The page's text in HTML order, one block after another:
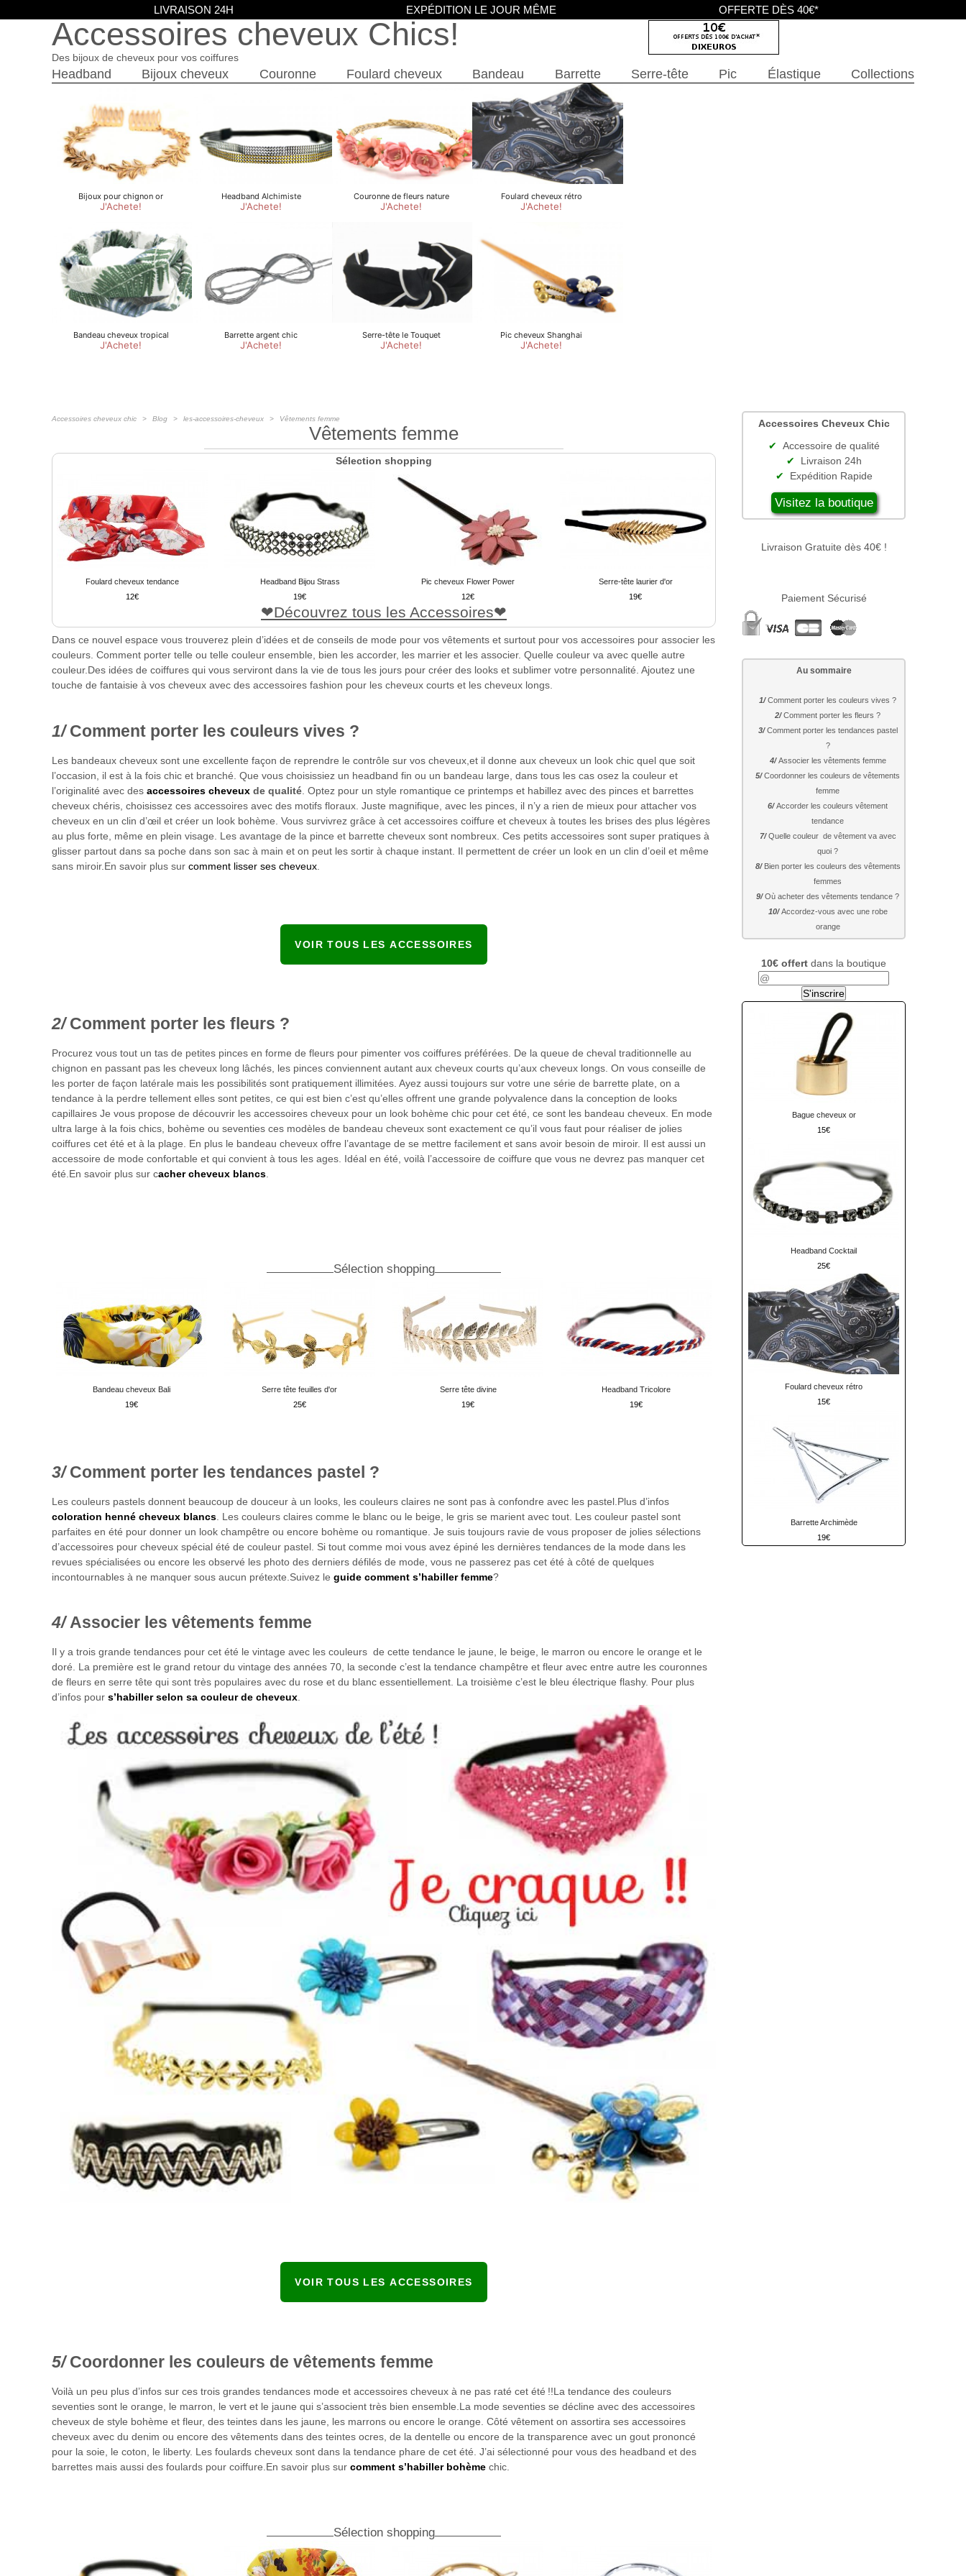
Accessoires cheveux Chics
Des bijoux de cheveux pour vos coiffures
Headband Bijoux cheveux Couronne Foulard cheveux Bandeau Barrette Serre-tête Pic Élastique Collections
Accessoires cheveux chic Blog les-accessoires-cheveux Vêtements femme
Vêtements femme
Sélection shopping
Foulard cheveux tendance
12
Headband Bijou Strass
19
Pic cheveux Flower Power
12
Serre-tête laurier d'or
19
Découvrez tous les Accessoires
Dans ce nouvel espace vous trouverez plein d’idées et de conseils de mode pour vos vêtements et surtout pour vos accessoires pour associer les
couleurs. Comment porter telle ou telle couleur ensemble, bien les accorder, les marrier et les associer. Quelle couleur va avec quelle autre
couleur.Des idées de coiffures qui vous serviront dans la vie de tous les jours pour créer des looks et sublimer votre personnalité. Ajoutez une
touche de fantaisie à vos cheveux avec des accessoires fashion pour les cheveux courts et les cheveux longs.
Comment porter les couleurs vives ?
Les bandeaux cheveux sont une excellente façon de reprendre le contrôle sur vos cheveux,et il donne aux cheveux un look chic quel que soit
l’occasion, il est à la fois chic et branché. Que vous choisissiez un headband fin ou un bandeau large, dans tous les cas osez la couleur et
l’originalité avec des accessoires cheveux de qualité . Optez pour un style romantique ce printemps et habillez avec des pinces et barrettes
cheveux chéris, choisissez ces accessoires avec des motifs floraux. Juste magnifique, avec les pinces, il n’y a rien de mieux pour attacher vos
cheveux en un clin d’œil et créer un look bohème. Vous survivrez grâce à cet accessoires coiffure et cheveux à toutes les brises des plus légères
au plus forte, même en plein visage. Les avantage de la pince et barrette cheveux sont nombreux. Ces petits accessoires sont super pratiques à
glisser partout dans sa poche dans son sac à main et on peut les sortir à chaque instant. Il permettent de créer un look en un clin d’oeil et même
sans miroir.En savoir plus sur comment lisser ses cheveux
VOIR TOUS LES ACCESSOIRES
Comment porter les fleurs ?
Procurez vous tout un tas de petites pinces en forme de fleurs pour pimenter vos coiffures préférées. De la queue de cheval traditionnelle au
chignon en passant pas les cheveux long lâchés, les pinces conviennent autant aux cheveux courts qu’aux cheveux longs. On vous conseille de
les porter de façon latérale mais les possibilités sont pratiquement illimitées. Ayez aussi toujours sur votre une série de barrette plate, on a
tendance à la perdre tellement elles sont petites, ce qui est bien c’est qu’elles offrent une grande polyvalence dans la conception de looks
capillaires Je vous propose de découvrir les accessoires cheveux pour un look bohème chic pour cet été, ce sont les bandeau cheveux. En mode
ultra large à la fois chics, bohème ou seventies ces modèles de bandeau cheveux sont exactement ce qu’il vous faut pour réaliser de jolies
coiffures cet été et à la plage. En plus le bandeau cheveux offre l’avantage de se mettre facilement et sans avoir besoin de miroir. Il est aussi un
accessoire de mode confortable et qui convient à tous les ages. Idéal en été, voilà l’accessoire de coiffure que vous ne devrez pas manquer cet
été.En savoir plus sur cacher cheveux blancs
Sélection shopping
Bandeau cheveux Bali
19
Serre tête feuilles d'or
25
Serre tête divine
19
Headband Tricolore
19
Comment porter les tendances pastel ?
Les couleurs pastels donnent beaucoup de douceur à un looks, les couleurs claires ne sont pas à confondre avec les pastel.Plus d’infos
coloration henné cheveux blancs . Les couleurs claires comme le blanc ou le beige, le gris se marient avec tout. Les couleur pastel sont
parfaites en été pour donner un look champêtre ou encore bohème ou romantique. Je suis toujours ravie de vous proposer de jolies sélections
d’accessoires pour cheveux spécial été de couleur pastel. Si tout comme moi vous avez épiné les dernières tendances de la mode dans les
revues spécialisées ou encore les observé les photo des derniers défilés de mode, vous ne passerez pas cet été à côté de quelques
incontournables à ne manquer sous aucun prétexte.Suivez le guide comment s’habiller femme?
Associer les vêtements femme
Il y a trois grande tendances pour cet été le vintage avec les couleurs de cette tendance le jaune, le beige, le marron ou encore le orange et le
doré. La première est le grand retour du vintage des années 70, la seconde c’est la tendance champêtre et fleur avec entre autre les couronnes
de fleurs en serre tête qui sont très populaires avec du rose et du blanc essentiellement. La troisième c’est le bleu électrique flashy. Pour plus
d’infos pour s’habiller selon sa couleur de cheveux
VOIR TOUS LES ACCESSOIRES
Coordonner les couleurs de vêtements femme
Voilà un peu plus d’infos sur ces trois grandes tendances mode et accessoires cheveux à ne pas raté cet été !!La tendance des couleurs
seventies sont le orange, le marron, le vert et le jaune qui s’associent très bien ensemble.La mode seventies se décline avec des accessoires
cheveux de style bohème et fleur, des teintes dans les jaune, les marrons ou encore le orange. Côté vêtement on assortira ses accessoires
cheveux avec du denim ou encore des vêtements dans des teintes ocres, de la dentelle ou encore de la transparence avec un gout prononcé
pour la soie, le coton, le liberty. Les foulards cheveux sont dans la tendance phare de cet été. J’ai sélectionné pour vous des headband et des
barrettes mais aussi des foulards pour coiffure.En savoir plus sur comment s’habiller bohème chic.
Sélection shopping
Accessoires Cheveux Chic
Accessoire de qualité
Livraison 24h
Expédition Rapide
Visitez la boutique
Livraison Gratuite dès 40€ !
Paiement Sécurisé
Au sommaire
Comment porter les couleurs vives ?
Comment porter les fleurs ?
Comment porter les tendances pastel
?
Associer les vêtements femme
Coordonner les couleurs de vêtements
femme
Accorder les couleurs vêtement
tendance
Quelle couleur de vêtement va avec
quoi ?
Bien porter les couleurs des vêtements
femmes
Où acheter des vêtements tendance ?
Accordez-vous avec une robe
orange
10€ offert dans la boutique
Bague cheveux or
15
Headband Cocktail
25
Foulard cheveux rétro
15
Barrette Archimède
19
LIVRAISON 24H EXPÉDITION LE JOUR MÊME OFFERTE DÈS 40€*